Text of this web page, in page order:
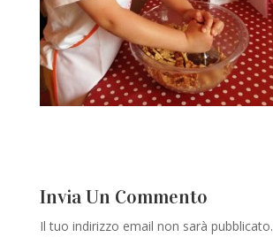
Invia Un Commento
Il tuo indirizzo email non sarà pubblicato.